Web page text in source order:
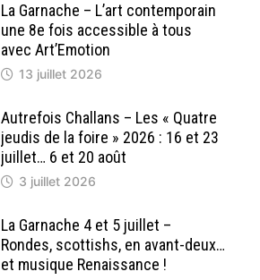
La Garnache – L’art contemporain
une 8e fois accessible à tous
avec Art’Emotion
13 juillet 2026
Autrefois Challans – Les « Quatre
jeudis de la foire » 2026 : 16 et 23
juillet… 6 et 20 août
3 juillet 2026
La Garnache 4 et 5 juillet –
Rondes, scottishs, en avant-deux…
et musique Renaissance !